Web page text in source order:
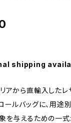
shipping
アから直輸入したレ
ールバッグに、用途
を与えるための一式